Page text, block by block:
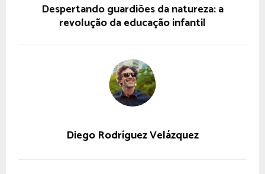
Despertando guardiões da natureza: a
revolução da educação infantil
Diego Rodríguez Velázquez